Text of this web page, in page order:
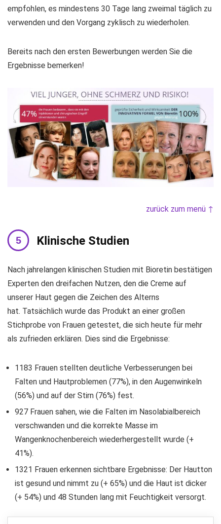
empfohlen, es mindestens 30 Tage lang zweimal täglich zu
verwenden und den Vorgang zyklisch zu wiederholen.
Bereits nach den ersten Bewerbungen werden Sie die
Ergebnisse bemerken!
zurück zum menü ↑
Klinische Studien
Nach jahrelangen klinischen Studien mit Bioretin bestätigen
Experten den dreifachen Nutzen, den die Creme auf
unserer Haut gegen die Zeichen des Alterns
hat. Tatsächlich wurde das Produkt an einer großen
Stichprobe von Frauen getestet, die sich heute für mehr
als zufrieden erklären. Dies sind die Ergebnisse:
1183 Frauen stellten deutliche Verbesserungen bei
Falten und Hautproblemen (77%), in den Augenwinkeln
(56%) und auf der Stirn (76%) fest.
927 Frauen sahen, wie die Falten im Nasolabialbereich
verschwanden und die korrekte Masse im
Wangenknochenbereich wiederhergestellt wurde (+
41%).
1321 Frauen erkennen sichtbare Ergebnisse: Der Hautton
ist gesund und nimmt zu (+ 65%) und die Haut ist dicker
(+ 54%) und 48 Stunden lang mit Feuchtigkeit versorgt.